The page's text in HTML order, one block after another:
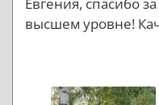
Евгения, спасибо
высшем уровне!